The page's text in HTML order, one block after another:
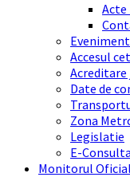
Acte
Accesul
Date de
Zona
Legislatie
E-
Monitorul